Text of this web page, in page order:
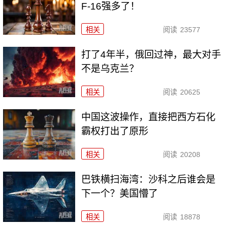
F-16强多了！
相关 阅读 23577
打了4年半，俄回过神，最大对手
不是乌克兰？
相关 阅读 20625
中国这波操作，直接把西方石化
霸权打出了原形
相关 阅读 20208
巴铁横扫海湾：沙科之后谁会是
下一个？美国懵了
相关 阅读 18878